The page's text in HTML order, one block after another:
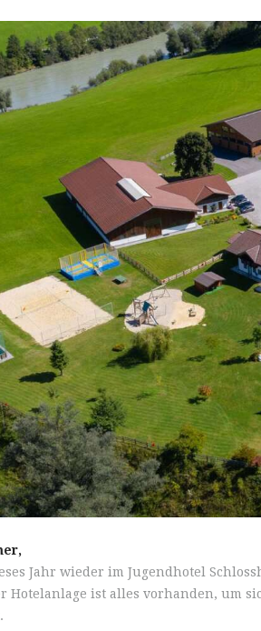
Jahr wieder im Jugendhotel
Hotelanlage ist alles vorhanden,